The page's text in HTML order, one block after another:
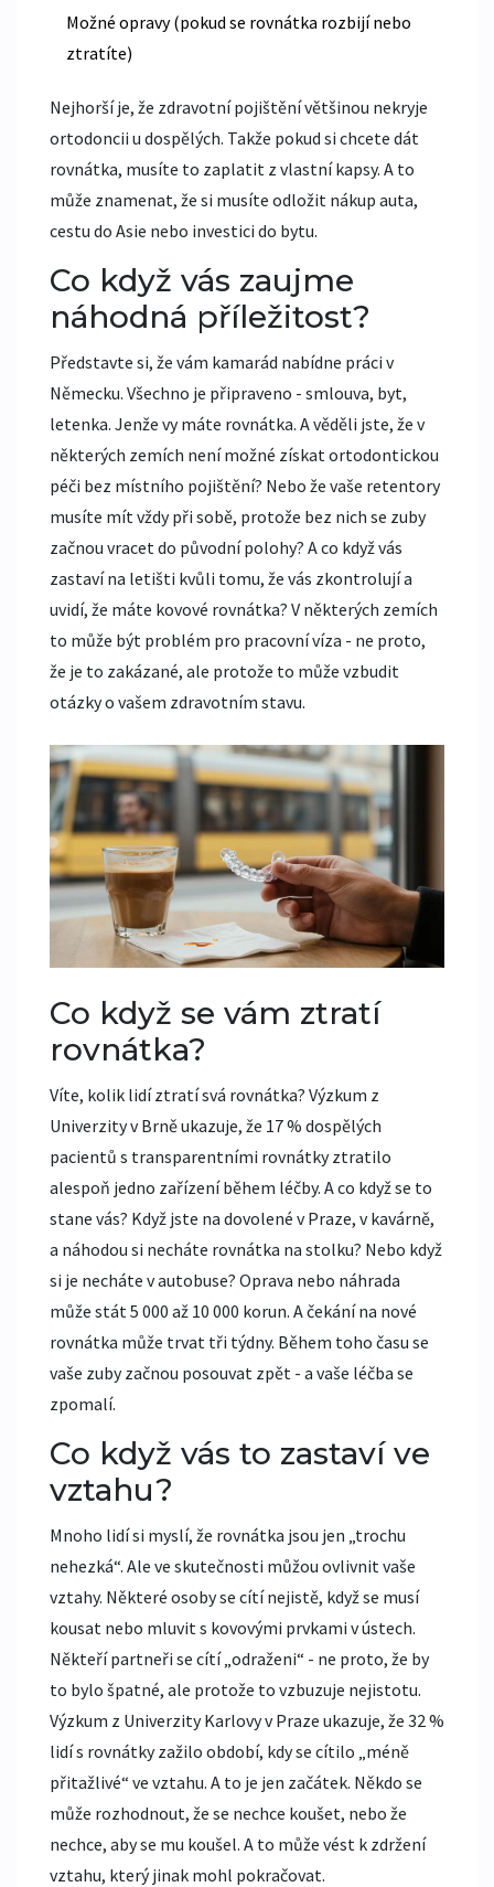
Možné opravy (pokud se rovnátka rozbijí nebo
ztratíte)
Nejhorší je, že zdravotní pojištění většinou nekryje
ortodoncii u dospělých. Takže pokud si chcete dát
rovnátka, musíte to zaplatit z vlastní kapsy. A to
může znamenat, že si musíte odložit nákup auta,
cestu do Asie nebo investici do bytu.
Co když vás zaujme
náhodná příležitost?
Představte si, že vám kamarád nabídne práci v
Německu. Všechno je připraveno - smlouva, byt,
letenka. Jenže vy máte rovnátka. A věděli jste, že v
některých zemích není možné získat ortodontickou
péči bez místního pojištění? Nebo že vaše retentory
musíte mít vždy při sobě, protože bez nich se zuby
začnou vracet do původní polohy? A co když vás
zastaví na letišti kvůli tomu, že vás zkontrolují a
uvidí, že máte kovové rovnátka? V některých zemích
to může být problém pro pracovní víza - ne proto,
že je to zakázané, ale protože to může vzbudit
otázky o vašem zdravotním stavu.
Co když se vám ztratí
rovnátka?
Víte, kolik lidí ztratí svá rovnátka? Výzkum z
Univerzity v Brně ukazuje, že 17 % dospělých
pacientů s transparentními rovnátky ztratilo
alespoň jedno zařízení během léčby. A co když se to
stane vás? Když jste na dovolené v Praze, v kavárně,
a náhodou si necháte rovnátka na stolku? Nebo když
si je necháte v autobuse? Oprava nebo náhrada
může stát 5 000 až 10 000 korun. A čekání na nové
rovnátka může trvat tři týdny. Během toho času se
vaše zuby začnou posouvat zpět - a vaše léčba se
zpomalí.
Co když vás to zastaví ve
vztahu?
Mnoho lidí si myslí, že rovnátka jsou jen „trochu
nehezká“. Ale ve skutečnosti můžou ovlivnit vaše
vztahy. Některé osoby se cítí nejistě, když se musí
kousat nebo mluvit s kovovými prvkami v ústech.
Někteří partneři se cítí „odraženi“ - ne proto, že by
to bylo špatné, ale protože to vzbuzuje nejistotu.
Výzkum z Univerzity Karlovy v Praze ukazuje, že 32 %
lidí s rovnátky zažilo období, kdy se cítilo „méně
přitažlivé“ ve vztahu. A to je jen začátek. Někdo se
může rozhodnout, že se nechce koušet, nebo že
nechce, aby se mu koušel. A to může vést k zdržení
vztahu, který jinak mohl pokračovat.